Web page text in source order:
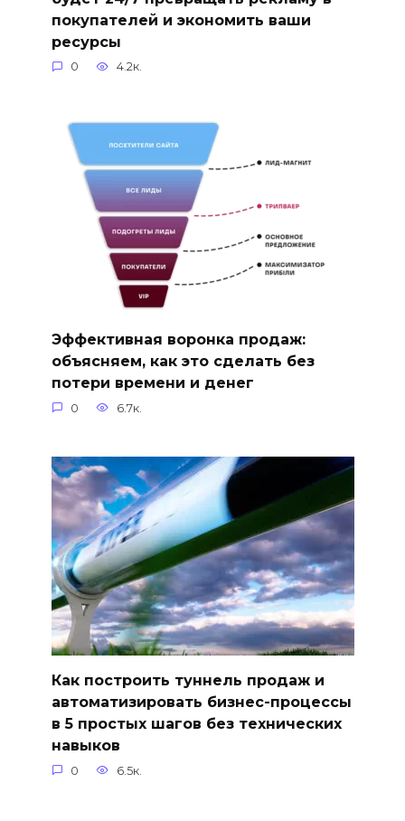
покупателей и экономить ваши
ресурсы
0 4.2к.
Эффективная воронка продаж:
объясняем, как это сделать без
потери времени и денег
0 6.7к.
Как построить туннель продаж и
автоматизировать бизнес-процессы
в 5 простых шагов без технических
навыков
0 6.5к.